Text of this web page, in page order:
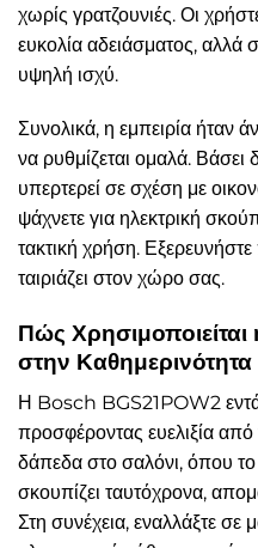
χωρίς γρατζουνιές. Οι
ευκολία αδειάσματος,
υψηλή ισχύ.
Συνολικά, η εμπειρία ήταν
να ρυθμίζεται ομαλά.
υπερτερεί σε σχέση με
ψάχνετε για ηλεκτρική
τακτική χρήση.
ταιριάζει στον χώρο σας.
Πώς
στην Καθημερινότητα
Η Bosch BGS21POW2
προσφέροντας ευελιξία
δάπεδα στο σαλόνι, όπου
σκουπίζει ταυτόχρονα,
Στη συνέχεια, εναλλάξτε